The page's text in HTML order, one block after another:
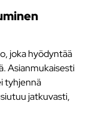
joka hyödyntää
Asianmukaisesti
tyhjennä
jatkuvasti,